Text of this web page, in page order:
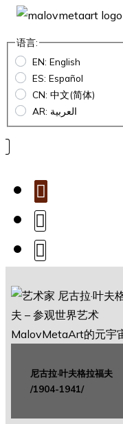
语言:
EN: English
ES: Español
CN: 中文(简体)
AR: العربية
尼古拉·叶夫格拉福夫
/1904-1941/